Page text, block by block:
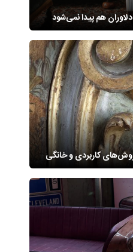
دلاوران هم پیدا نمی‌شود
کاربردی و خانگی